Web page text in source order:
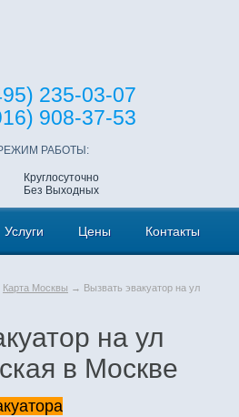
235-03-07
908-37-53
РАБОТЫ:
Круглосуточно
Без Выходных
Услуги Цены Контакты
Карта Москвы → Вызвать эвакуатор на ул
на ул
в Москве